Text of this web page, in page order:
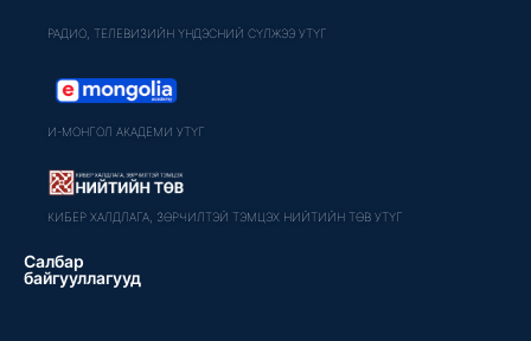
РАДИО, ТЕЛЕВИЗИЙН ҮНДЭСНИЙ СҮЛЖЭЭ УТҮГ
И-МОНГОЛ АКАДЕМИ УТҮГ
КИБЕР ХАЛДЛАГА, ЗӨРЧИЛТЭЙ ТЭМЦЭХ НИЙТИЙН ТӨВ УТҮГ
Салбар
байгууллагууд